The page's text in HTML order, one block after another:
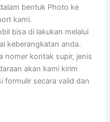
bentuk Photo ke
kami.
bisa di lakukan melalui
keberangkatan anda.
nomer kontak supir, jenis
akan kami kirim
formulir secara valid dan